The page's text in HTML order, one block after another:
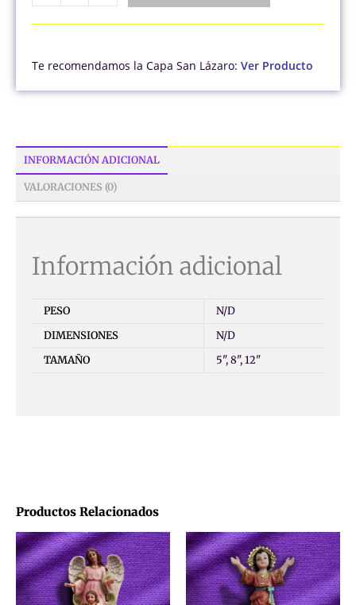
Te recomendamos la Capa San Lázaro: Ver Producto
INFORMACIÓN ADICIONAL
VALORACIONES (0)
Información adicional
PESO
N/D
DIMENSIONES
N/D
TAMAÑO
5", 8", 12"
Productos Relacionados